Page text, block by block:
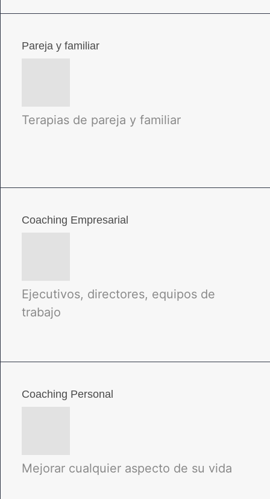
Pareja y familiar
Terapias de pareja y familiar
Coaching Empresarial
Ejecutivos, directores, equipos de
trabajo
Coaching Personal
Mejorar cualquier aspecto de su vida